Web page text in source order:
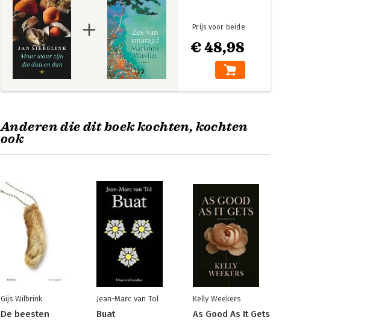
€ 48,98
Prijs voor beide
Anderen die dit boek kochten, kochten
ook
Gijs Wilbrink
De beesten
Jean-Marc van Tol
Buat
Kelly Weekers
As Good As It Gets